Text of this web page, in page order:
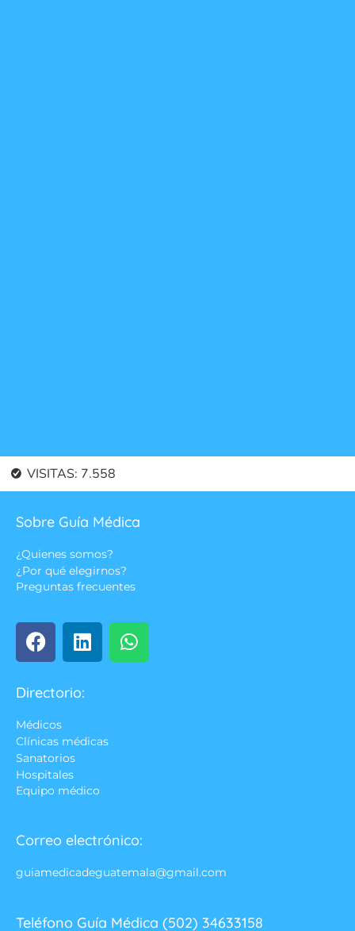
VISITAS: 7.558
Sobre Guía Médica
¿Quienes somos?
¿Por qué elegirnos?
Preguntas frecuentes
Directorio:
Médicos
Clínicas médicas
Sanatorios
Hospitales
Equipo médico
Correo electrónico:
guiamedicadeguatemala@gmail.com
Teléfono Guía Médica (502) 34633158